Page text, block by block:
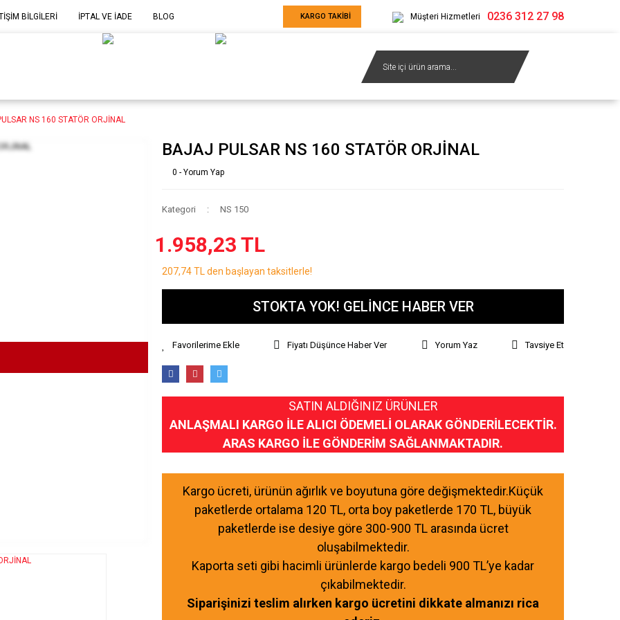
BİLGİLERİ İPTAL VE İADE BLOG KARGO TAKİBİ Müşteri Hizmetleri 0236 312 27 98
NS 160 STATÖR ORJİNAL
BAJAJ PULSAR NS 160 STATÖR ORJİNAL
0 - Yorum Yap
Kategori NS 150
1.958,23 TL
207,74 TL den başlayan taksitlerle!
STOKTA YOK! GELİNCE HABER VER
Fiyatı Düşünce Haber Ver Yorum Yaz Tavsiye Et
SATIN ALDIĞINIZ ÜRÜNLER
ANLAŞMALI KARGO İLE ALICI ÖDEMELİ OLARAK GÖNDERİLECEKTİR.
ARAS KARGO İLE GÖNDERİM SAĞLANMAKTADIR.
Kargo ücreti, ürünün ağırlık ve boyutuna göre değişmektedir.Küçük
paketlerde ortalama 120 TL, orta boy paketlerde 170 TL, büyük
paketlerde ise desiye göre 300-900 TL arasında ücret
oluşabilmektedir.
Kaporta seti gibi hacimli ürünlerde kargo bedeli 900 TL’ye kadar
çıkabilmektedir.
Siparişinizi teslim alırken kargo ücretini dikkate almanızı rica